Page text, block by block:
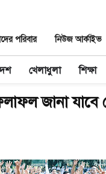
পরিবার নিউজ আর্কাইভ
খেলাধুলা শিক্ষা
জানা যাবে